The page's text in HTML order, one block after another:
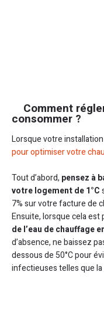
Comment
consommer ?
Lorsque votre
pour optimiser votre
Tout d’abord, pensez à
votre logement de 1°C
7% sur votre facture de
Ensuite, lorsque cela est
de l’eau de chauffage
d’absence, ne baissez
dessous de 50°C pour
infectieuses telles que